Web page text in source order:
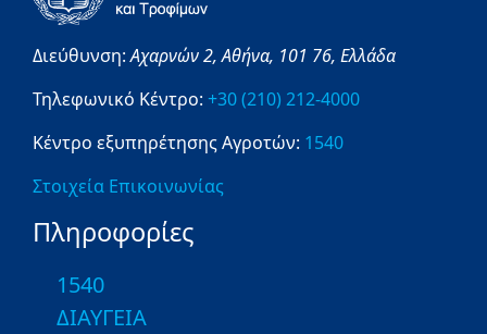
Διεύθυνση:Αχαρνών 2,Αθήνα, 101 76, Ελλάδα
Τηλεφωνικό Κέντρο: +30 (210) 212-4000
Κέντρο εξυπηρέτησης Αγροτών: 1540
Στοιχεία Επικοινωνίας
Πληροφορίες
1540
ΔΙΑΥΓΕΙΑ